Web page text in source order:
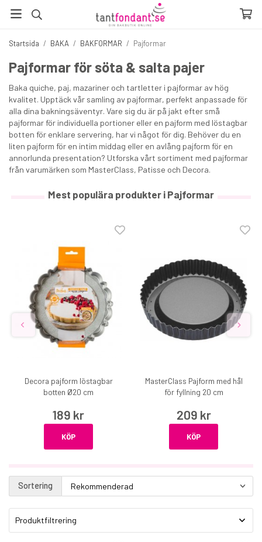
Startsida / BAKA / BAKFORMAR / Pajformar
Pajformar för söta & salta pajer
Baka quiche, paj, mazariner och tartletter i pajformar av hög
kvalitet. Upptäck vår samling av pajformar, perfekt anpassade för
alla dina bakningsäventyr. Vare sig du är på jakt efter små
pajformar för individuella portioner eller en pajform med löstagbar
botten för enklare servering, har vi något för dig. Behöver du en
liten pajform för en intim middag eller en avlång pajform för en
annorlunda presentation? Utforska vårt sortiment med pajformar
från varumärken som MasterClass, Patisse och Decora.
Mest populära produkter i Pajformar
Decora pajform löstagbar
botten Ø20 cm
189 kr
KÖP
MasterClass Pajform med hål
för fyllning 20 cm
209 kr
KÖP
Sortering
Produktfiltrering